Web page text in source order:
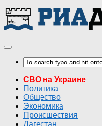
СВО на Украине
Политика
Общество
Экономика
Происшествия
Дагестан